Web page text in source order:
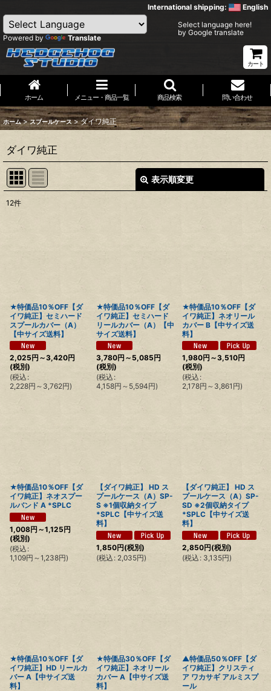
International shipping: English
Powered by Translate
Select language here!
by Google translate
カート
ホーム メニュー・商品一覧 商品検索 問い合わせ
ホーム > スプールケース > ダイワ純正
ダイワ純正
表示順変更
12件
★特価品10％OFF【ダ
イワ純正】セミハード
スプールカバー（A）
【中サイズ送料】
2,025円 ～3,420円
(税別)
(税込 :
2,228円 ～3,762円)
★特価品10％OFF【ダ
イワ純正】セミハード
リールカバー（A）【中
サイズ送料】
3,780円 ～5,085円
(税別)
(税込 :
4,158円 ～5,594円)
★特価品10％OFF【ダ
イワ純正】ネオリール
カバー B【中サイズ送
料】
1,980円 ～3,510円
(税別)
(税込 :
2,178円 ～3,861 円)
★特価品10％OFF【ダ
イワ純正】ネオスプー
ルバンド A *SPLC
1,008円 ～1,125円
(税別)
(税込 :
1,109円 ～1,238円)
【ダイワ純正】 HD ス
プールケース（A）SP-
S ※1個収納タイプ
*SPLC【中サイズ送
料】
1,850円(税別)
(税込 : 2,035円)
【ダイワ純正】 HD ス
プールケース（A）SP-
SD ※2個収納タイプ
*SPLC【中サイズ送
料】
2,850円(税別)
(税込 : 3,135円)
★特価品10％OFF【ダ
イワ純正】HD リールカ
バー A【中サイズ送
料】
★特価品30％OFF【ダ
イワ純正】ネオリール
カバー A【中サイズ送
料】
▲特価品50％OFF【ダ
イワ純正】クリスティ
ア ワカサギ アルミスプ
ール